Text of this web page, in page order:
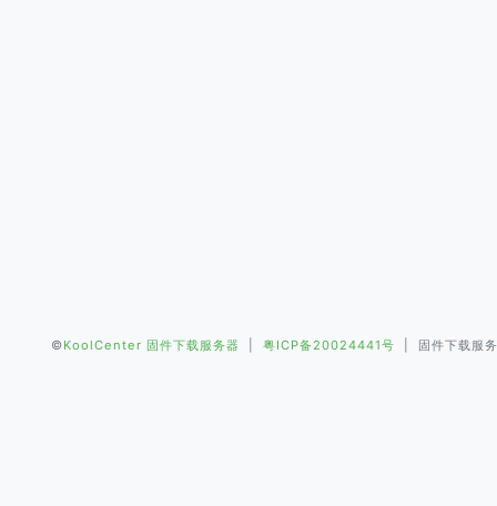
©KoolCenter 固件下载服务器 粤ICP备20024441号 | 固件下载服